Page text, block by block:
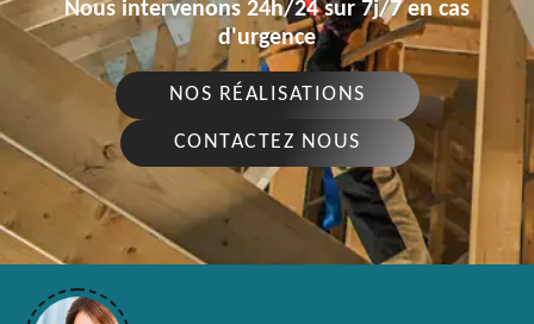
Nous intervenons 24h/24 sur 7j/7 en cas
d'urgence
NOS RÉALISATIONS
CONTACTEZ NOUS